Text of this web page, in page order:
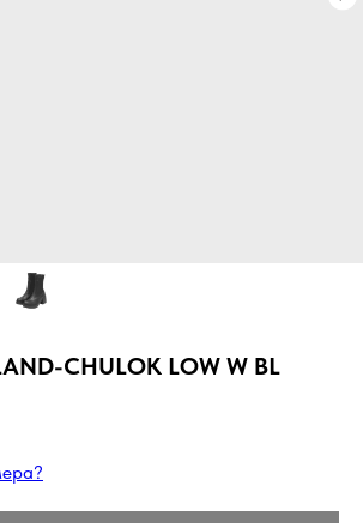
CHULOK LOW W BL